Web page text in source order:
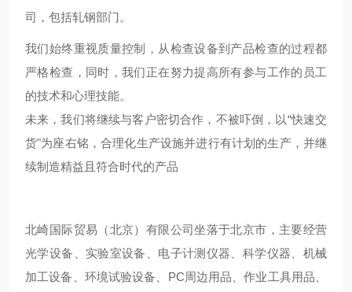
司，包括轧钢部门。
我们始终重视质量控制，从检查设备到产品检查的过程都
严格检查，同时，我们正在努力提高所有参与工作的员工
的技术和心理技能。
未来，我们将继续与客户密切合作，不被吓倒，以“快速交
货"为座右铭，合理化生产设施并进行有计划的生产，并继
续制造精益且符合时代的产品
北崎国际贸易（北京）有限公司坐落于北京市，主要经营
光学设备、实验室设备、电子计测仪器、科学仪器、机械
加工设备、环境试验设备、PC周边用品、作业工具用品、